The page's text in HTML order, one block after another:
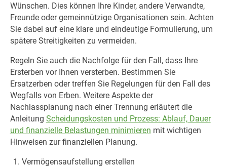
Wünschen. Dies können Ihre Kinder, andere Verwandte,
Freunde oder gemeinnützige Organisationen sein. Achten
Sie dabei auf eine klare und eindeutige Formulierung, um
spätere Streitigkeiten zu vermeiden.
Regeln Sie auch die Nachfolge für den Fall, dass Ihre
Ersterben vor Ihnen versterben. Bestimmen Sie
Ersatzerben oder treffen Sie Regelungen für den Fall des
Wegfalls von Erben. Weitere Aspekte der
Nachlassplanung nach einer Trennung erläutert die
Anleitung Scheidungskosten und Prozess: Ablauf, Dauer
und finanzielle Belastungen minimieren mit wichtigen
Hinweisen zur finanziellen Planung.
Vermögensaufstellung erstellen